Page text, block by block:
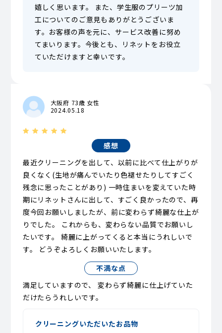
嬉しく思います。 また、学生服のプリーツ加
工についてのご意見もありがとうございま
す。お客様の声を元に、サービス改善に努め
てまいります。今後とも、リネットをお役立
ていただけますと幸いです。
大阪府 73歳 女性
2024.05.18
感想
最近クリーニングを出して、以前に比べて仕上がりが
良くなく(生地が痛んでいたり色褪せたりしてすごく
残念に思ったことがあり) 一時住まいを変えていた時
期にリネットさんに出して、すごく良かったので、再
度今回お願いしましたが、前に変わらず綺麗な仕上が
りでした。 これからも、変わらない品質でお願いし
たいです。 綺麗に上がってくると本当にうれしいで
す。 どうぞよろしくお願いいたします。
不満な点
満足していますので、 変わらず綺麗に仕上げていた
だけたらうれしいです。
クリーニングいただいたお品物